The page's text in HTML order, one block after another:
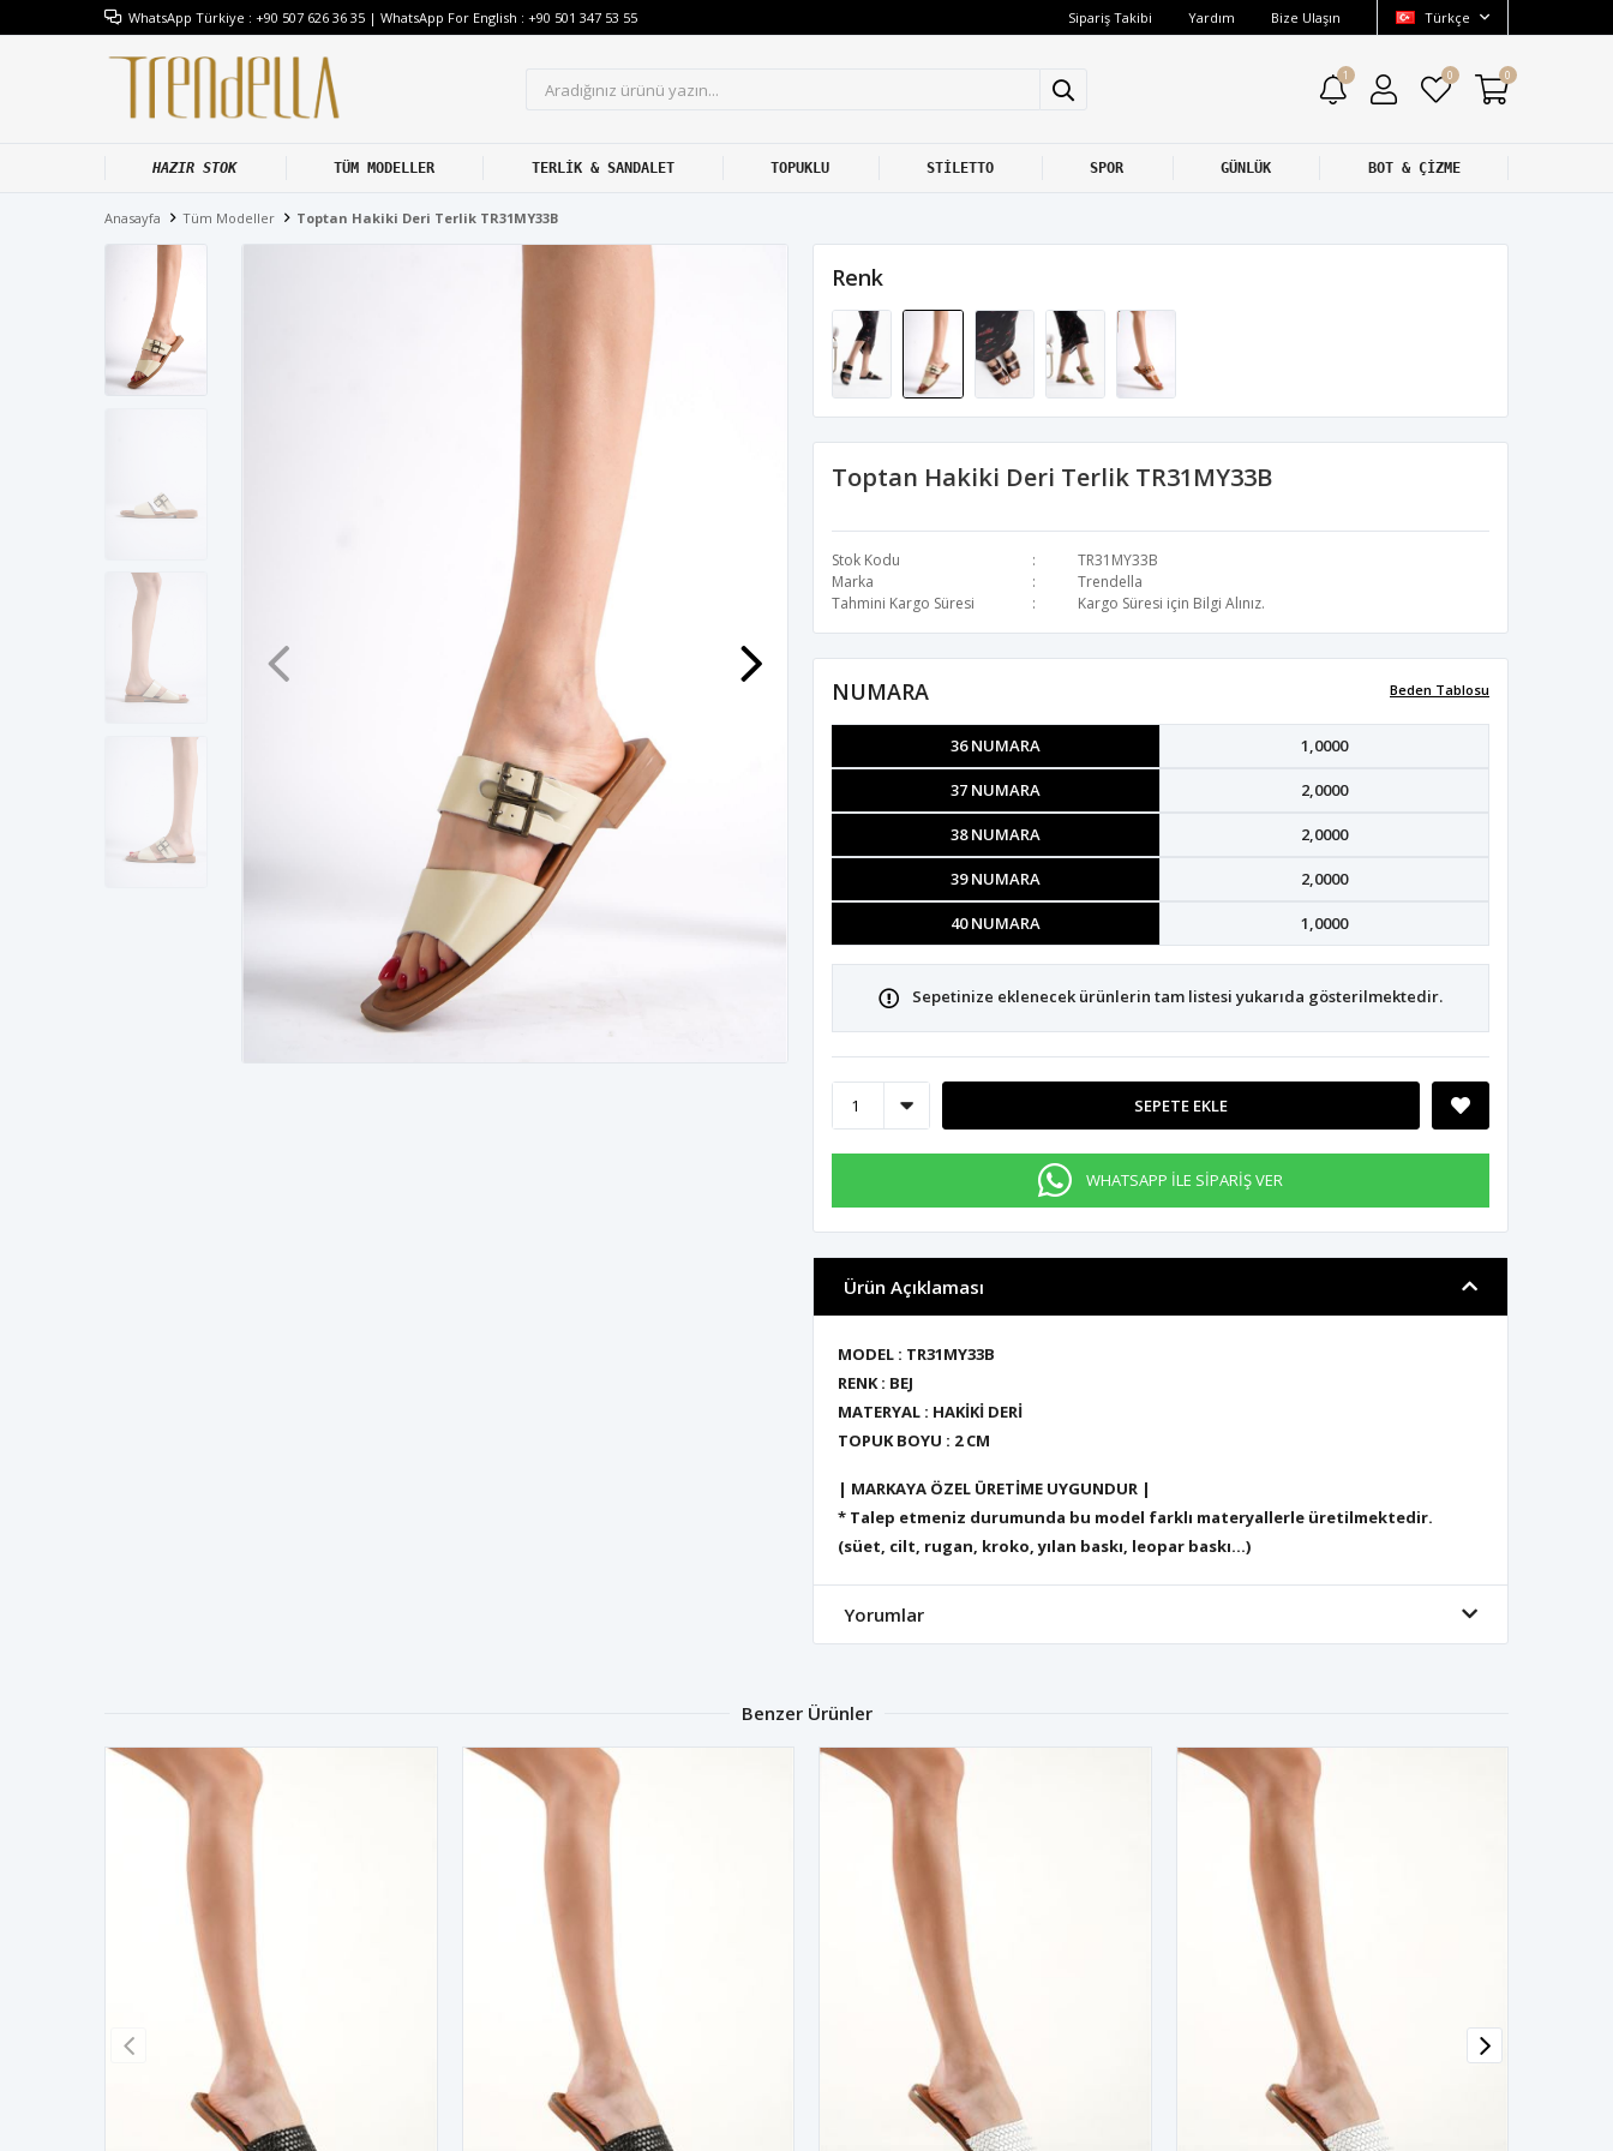
WhatsApp Türkiye : +90 507 626 36 35 | WhatsApp For English : +90 501 347 53 55 Sipariş Takibi Yardım Bize Ulaşın Türkçe
1 0 0
HAZIR STOK TÜM MODELLER TERLİK & SANDALET TOPUKLU STİLETTO SPOR GÜNLÜK BOT & ÇİZME
Anasayfa Tüm Modeller Toptan Hakiki Deri Terlik TR31MY33B
Toptan Hakiki Deri Terlik TR31MY33B
Stok Kodu
TR31MY33B
Marka
Trendella
Tahmini Kargo Süresi
Kargo Süresi için Bilgi Alınız.
Renk
Beden Tablosu
NUMARA
36 NUMARA 1,0000
37 NUMARA 2,0000
38 NUMARA 2,0000
39 NUMARA 2,0000
40 NUMARA 1,0000
Sepetinize eklenecek ürünlerin tam listesi yukarıda gösterilmektedir.
SEPETE EKLE
WHATSAPP İLE SİPARİŞ VER
Ürün Açıklaması
MODEL : TR31MY33B
RENK : BEJ
MATERYAL : HAKİKİ DERİ
TOPUK BOYU : 2 CM
| MARKAYA ÖZEL ÜRETİME UYGUNDUR |
* Talep etmeniz durumunda bu model farklı materyallerle üretilmektedir.
(süet, cilt, rugan, kroko, yılan baskı, leopar baskı...)
Yorumlar
Benzer Ürünler